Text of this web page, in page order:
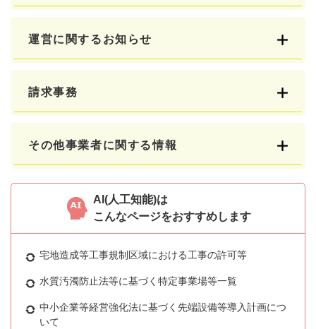
運営に関するお知らせ
請求事務
その他事業者に関する情報
AI(人工知能)は
こんなページをおすすめします
宅地造成等工事規制区域における工事の許可等
水質汚濁防止法等に基づく特定事業場等一覧
中小企業等経営強化法に基づく先端設備等導入計画につ
いて